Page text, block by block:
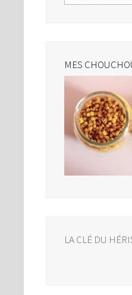
MES
LA CLÉ DU